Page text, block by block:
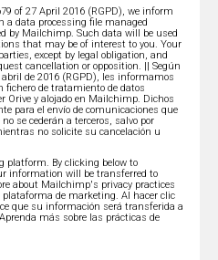
of 27 April 2016 (RGPD), we inform
a data processing file managed
by Mailchimp. Such data will be used
that may be of interest to you. Your
except by legal obligation, and
cancellation or opposition. || Según
de 2016 (RGPD), les informamos
de tratamiento de datos
Orive y alojado en Mailchimp. Dichos
para el envío de comunicaciones que
se cederán a terceros, salvo por
no solicite su cancelación u
platform. By clicking below to
information will be transferred to
about Mailchimp's privacy practices
de marketing. Al hacer clic
que su información será transferida a
Aprenda más sobre las prácticas de